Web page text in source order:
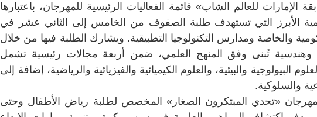
الإمارات للعالم الشاب» قائمة الفعاليات الرئيسية للمهرجان، باعتبارها
الأبرز التي تستهدف طلبة الصفوف من الخامس إلى الثاني عشر في
والخاصة ومدارس التكنولوجيا التطبيقية. ويشارك الطلبة فيها من خلال
وهندسية تُبنى وفق المنهج العلمي، ضمن أربعة مجالات رئيسية تشمل
البيولوجية والبيئية، والعلوم الكيميائية والفيزيائية والرياضية، إضافة إلى
والسلوكية.
«تحدي المبتكرون الصغار» المخصص لطلبة رياض الأطفال وحتى